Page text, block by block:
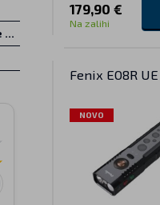
179,90 €
Na zalihi
Fenix E08R UE
NOVO
Popusti i promotivne ponude